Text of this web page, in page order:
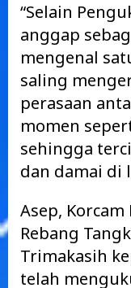
“Selain
anggap
mengenal
saling
perasaan
momen
sehingga
dan damai di
Asep, Korcam
Rebang
Trimakasih
telah